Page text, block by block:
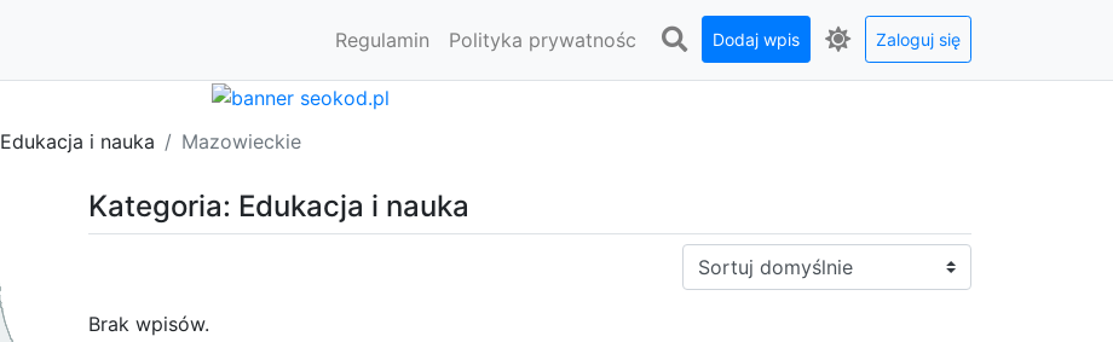
Regulamin Polityka prywatnośc Dodaj wpis Zaloguj się
Edukacja i nauka Mazowieckie
Kategoria: Edukacja i nauka
Sortuj:
Brak wpisów.